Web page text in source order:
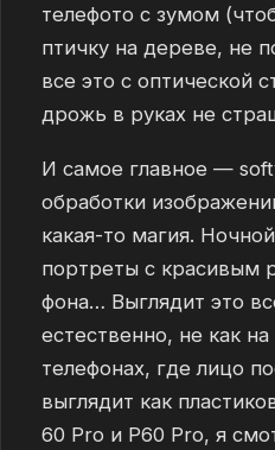
телефото с зумом
птичку на дереве, не
все это с оптической
дрожь в руках не
И самое главное —
обработки
какая-то магия.
портреты с красивым
фона… Выглядит это
естественно, не как
телефонах, где лицо
выглядит как
60 Pro и P60 Pro, я